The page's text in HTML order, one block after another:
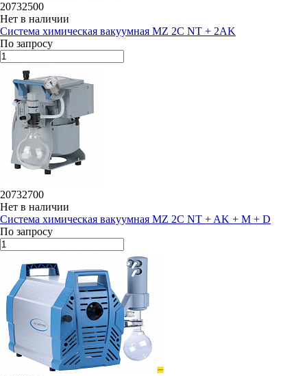
20732500
Нет в наличии
Система химическая вакуумная MZ 2C NT + 2AK
По запросу
20732700
Нет в наличии
Система химическая вакуумная MZ 2C NT + AK + M + D
По запросу